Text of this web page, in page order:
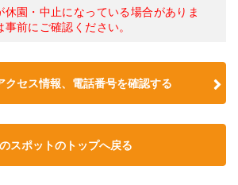
園・中止になっている場合がありま
前にご確認ください。
クセス情報、電話番号を確認する
スポットのトップへ戻る